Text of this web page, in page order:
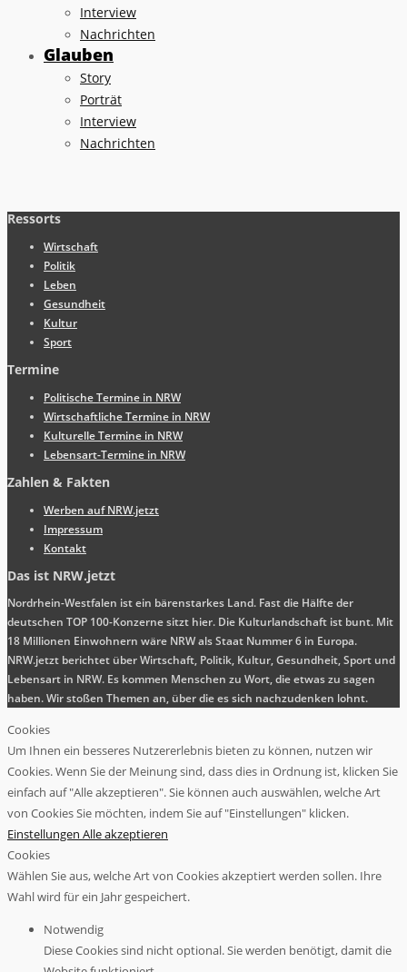
Interview
Nachrichten
Glauben
Story
Porträt
Interview
Nachrichten
Ressorts
Wirtschaft
Politik
Leben
Gesundheit
Kultur
Sport
Termine
Politische Termine in NRW
Wirtschaftliche Termine in NRW
Kulturelle Termine in NRW
Lebensart-Termine in NRW
Zahlen & Fakten
Werben auf NRW.jetzt
Impressum
Kontakt
Das ist NRW.jetzt
Nordrhein-Westfalen ist ein bärenstarkes Land. Fast die Hälfte der
deutschen TOP 100-Konzerne sitzt hier. Die Kulturlandschaft ist bunt. Mit
18 Millionen Einwohnern wäre NRW als Staat Nummer 6 in Europa.
NRW.jetzt berichtet über Wirtschaft, Politik, Kultur, Gesundheit, Sport und
Lebensart in NRW. Es kommen Menschen zu Wort, die etwas zu sagen
haben. Wir stoßen Themen an, über die es sich nachzudenken lohnt.
Cookies
Um Ihnen ein besseres Nutzererlebnis bieten zu können, nutzen wir
Cookies. Wenn Sie der Meinung sind, dass dies in Ordnung ist, klicken Sie
einfach auf "Alle akzeptieren". Sie können auch auswählen, welche Art
von Cookies Sie möchten, indem Sie auf "Einstellungen" klicken.
Einstellungen Alle akzeptieren
Cookies
Wählen Sie aus, welche Art von Cookies akzeptiert werden sollen. Ihre
Wahl wird für ein Jahr gespeichert.
Notwendig
Diese Cookies sind nicht optional. Sie werden benötigt, damit die